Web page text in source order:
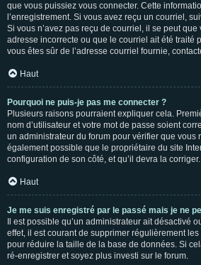
que vous puissiez vous connecter. Cette
l’enregistrement. Si vous avez reçu un courriel,
Si vous n’avez pas reçu de courriel, il se peut
adresse incorrecte ou que le courriel ait été traité
vous êtes sûr de l’adresse courriel fournie,
Haut
Pourquoi ne puis-je pas me connecter ?
Plusieurs raisons pourraient expliquer cela.
nom d’utilisateur et votre mot de passe soient
un administrateur du forum pour vérifier que vous
également possible que le propriétaire du site
configuration de son côté, et qu’il devra la corriger.
Haut
Je me suis enregistré par le passé mais je ne
Il est possible qu’un administrateur ait désactivé
effet, il est courant de supprimer régulièrement
pour réduire la taille de la base de données. Si
ré-enregistrer et soyez plus investi sur le forum.